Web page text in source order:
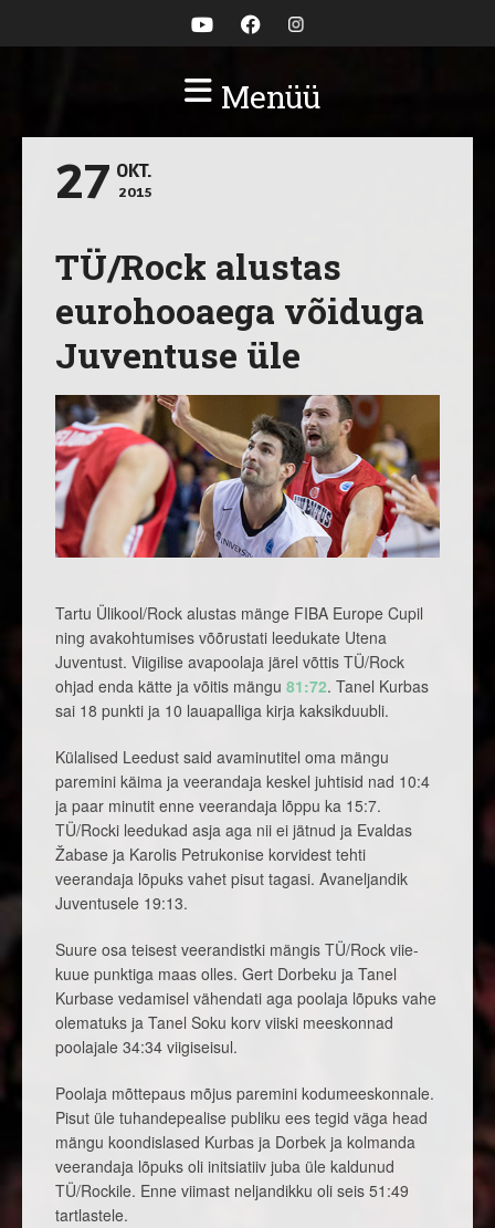
Menüü
27 OKT.
2015
TÜ/Rock alustas
eurohooaega võiduga
Juventuse üle
Tartu Ülikool/Rock alustas mänge FIBA Europe Cupil
ning avakohtumises võõrustati leedukate Utena
Juventust. Viigilise avapoolaja järel võttis TÜ/Rock
ohjad enda kätte ja võitis mängu 81:72. Tanel Kurbas
sai 18 punkti ja 10 lauapalliga kirja kaksikduubli.
Külalised Leedust said avaminutitel oma mängu
paremini käima ja veerandaja keskel juhtisid nad 10:4
ja paar minutit enne veerandaja lõppu ka 15:7.
TÜ/Rocki leedukad asja aga nii ei jätnud ja Evaldas
Žabase ja Karolis Petrukonise korvidest tehti
veerandaja lõpuks vahet pisut tagasi. Avaneljandik
Juventusele 19:13.
Suure osa teisest veerandistki mängis TÜ/Rock viie-
kuue punktiga maas olles. Gert Dorbeku ja Tanel
Kurbase vedamisel vähendati aga poolaja lõpuks vahe
olematuks ja Tanel Soku korv viiski meeskonnad
poolajale 34:34 viigiseisul.
Poolaja mõttepaus mõjus paremini kodumeeskonnale.
Pisut üle tuhandepealise publiku ees tegid väga head
mängu koondislased Kurbas ja Dorbek ja kolmanda
veerandaja lõpuks oli initsiatiiv juba üle kaldunud
TÜ/Rockile. Enne viimast neljandikku oli seis 51:49
tartlastele.